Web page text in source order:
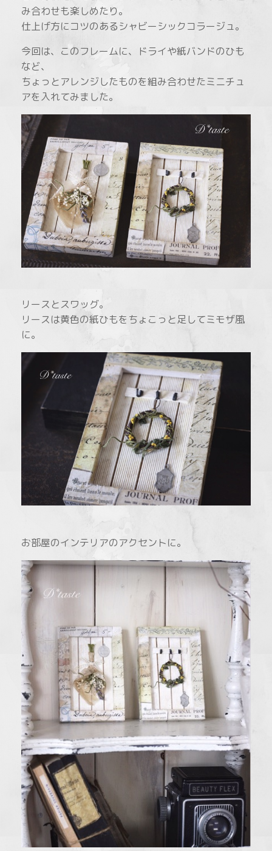
み合わせも楽しめたり。
仕上げ方にコツのあるシャビーシックコラージュ。
今回は、このフレームに、ドライや紙バンドのひも
など、
ちょっとアレンジしたものを組み合わせたミニチュ
アを入れてみました。
リースとスワッグ。
リースは黄色の紙ひもをちょこっと足してミモザ風
に。
お部屋のインテリアのアクセントに。